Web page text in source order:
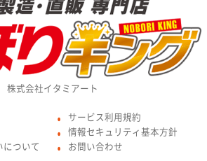
株式会社イタミアート
ついて
● サービス利用規約
● 情報セキュリティ基本方針
● お問い合わせ